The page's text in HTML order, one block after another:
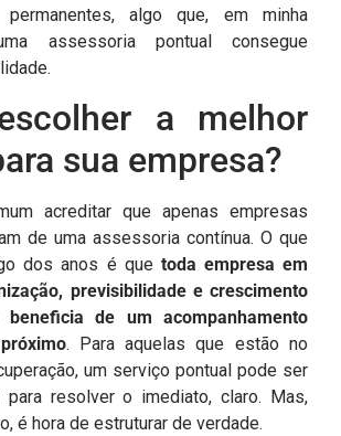
algo que, em minha
assessoria pontual consegue
a melhor
sua empresa?
acreditar que apenas empresas
de uma assessoria contínua. O que
dos anos é que toda empresa em
previsibilidade e crescimento
beneficia de um acompanhamento
. Para aquelas que estão no
um serviço pontual pode ser
para resolver o imediato, claro. Mas,
é hora de estruturar de verdade.